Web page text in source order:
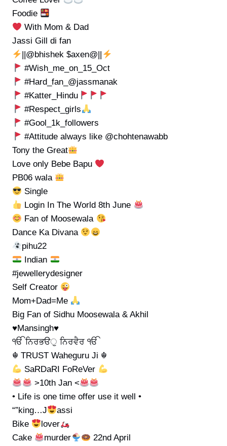
Foodie
With Mom & Dad
Jassi Gill di fan
||@bhishek $axen@||
#Wish_me_on_15_Oct
#Hard_fan_@jassmanak
#Katter_Hindu
#Respect_girls
#Gool_1k_followers
#Attitude always like @chohtenawabb
Tony the Great
Love only Bebe Bapu
PB06 wala
Single
Login In The World 8th June
Fan of Moosewala
Dance Ka Divana
pihu22
Indian
#jewellerydesigner
Self Creator
Mom+Dad=Me
Big Fan of Sidhu Moosewala & Akhil
♥Mansingh♥
ੴ ਨਿਰਭੳੁ ਨਿਰਵੈਰ ੴ
☬ TRUST Waheguru Ji ‌☬
SaRDaRI FoReVer
>10th Jan <
• Life is one time offer use it well •
“”king…J
assi
Bike
lover
Cake
murder
22nd April